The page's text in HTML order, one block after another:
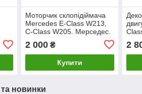
Моторчик склопідіймача
Mercedes E-Class W213,
C-Class W205. Мерседес.
A0009065706.
2 000₴
Купити
2
та новинки